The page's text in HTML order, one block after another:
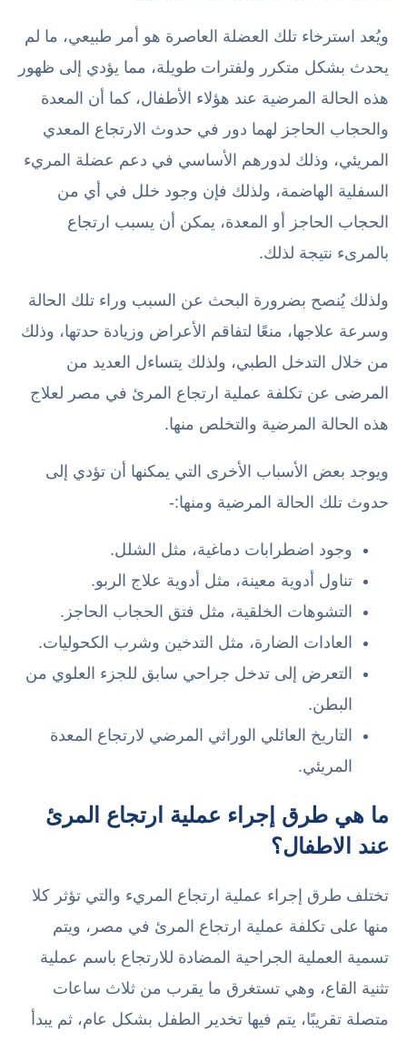
ويُعد استرخاء تلك العضلة العاصرة هو أمر طبيعي، ما لم
يحدث بشكل متكرر ولفترات طويلة، مما يؤدي إلى ظهور
هذه الحالة المرضية عند هؤلاء الأطفال، كما أن المعدة
والحجاب الحاجز لهما دور في حدوث الارتجاع المعدي
المريئي، وذلك لدورهم الأساسي في دعم عضلة المريء
السفلية الهاضمة، ولذلك فإن وجود خلل في أي من
الحجاب الحاجز أو المعدة، يمكن أن يسبب ارتجاع
بالمرىء نتيجة لذلك.
ولذلك يُنصح بضرورة البحث عن السبب وراء تلك الحالة
وسرعة علاجها، منعًا لتفاقم الأعراض وزيادة حدتها، وذلك
من خلال التدخل الطبي، ولذلك يتساءل العديد من
المرضى عن تكلفة عملية ارتجاع المرئ في مصر لعلاج
هذه الحالة المرضية والتخلص منها.
ويوجد بعض الأسباب الأخرى التي يمكنها أن تؤدي إلى
حدوث تلك الحالة المرضية ومنها:-
وجود اضطرابات دماغية، مثل الشلل.
تناول أدوية معينة، مثل أدوية علاج الربو.
التشوهات الخلقية، مثل فتق الحجاب الحاجز.
العادات الضارة، مثل التدخين وشرب الكحوليات.
التعرض إلى تدخل جراحي سابق للجزء العلوي من
البطن.
التاريخ العائلي الوراثي المرضي لارتجاع المعدة
المريئي.
ما هي طرق إجراء عملية ارتجاع المرئ
عند الاطفال؟
تختلف طرق إجراء عملية ارتجاع المريء والتي تؤثر كلا
منها على تكلفة عملية ارتجاع المرئ في مصر، ويتم
تسمية العملية الجراحية المضادة للارتجاع باسم عملية
تثنية القاع، وهي تستغرق ما يقرب من ثلاث ساعات
متصلة تقريبًا، يتم فيها تخدير الطفل بشكل عام، ثم يبدأ